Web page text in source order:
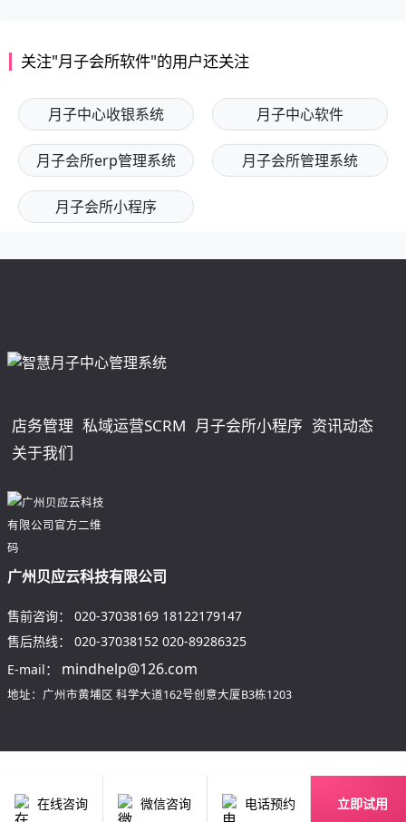
关注"月子会所软件"的用户还关注
月子中心收银系统 月子中心软件
月子会所erp管理系统 月子会所管理系统
月子会所小程序
在线咨询 微信咨询 电话预约 立即试用
店务管理 私域运营SCRM 月子会所小程序 资讯动态
关于我们
广州贝应云科技有限公司
售前咨询： 020-37038169 18122179147
售后热线：
020-37038152 020-89286325
E-mail：
mindhelp@126.com
地址：广州市黄埔区 科学大道162号创意大厦B3栋1203